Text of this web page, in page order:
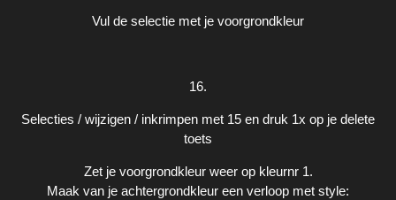
Vul de selectie met je voorgrondkleur
16.
Selecties / wijzigen / inkrimpen met 15 en druk 1x op je delete
toets
Zet je voorgrondkleur weer op kleurnr 1.
Maak van je achtergrondkleur een verloop met style: